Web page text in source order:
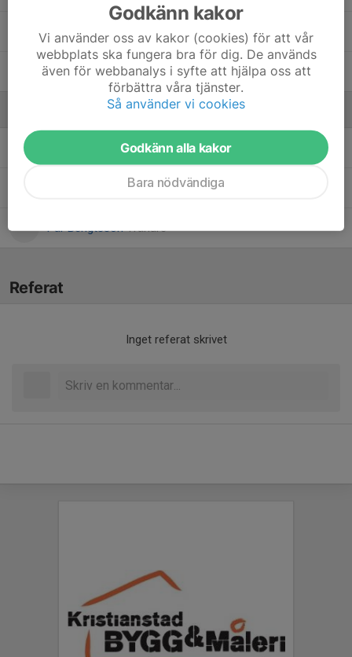
5. Ture Turesson
33. Ville Rosengren
Anders PerssonTränare
Mattias KardumTränare
Pär BengtssonTränare
Referat
Inget referat skrivet
Godkänn kakor
Vi använder oss av kakor (cookies) för att vår
webbplats ska fungera bra för dig. De används
även för webbanalys i syfte att hjälpa oss att
förbättra våra tjänster.
Så använder vi cookies
Godkänn alla kakor
Bara nödvändiga